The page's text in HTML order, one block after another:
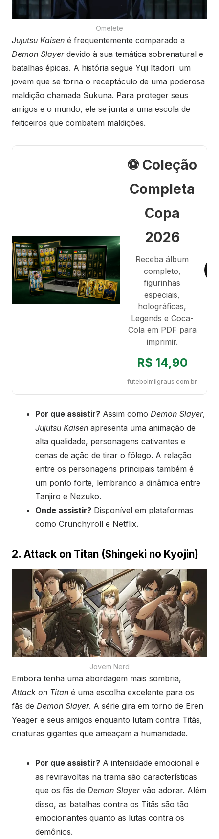
Omelete
Jujutsu Kaisen é frequentemente comparado a
Demon Slayerdevido à sua temática sobrenatural e
batalhas épicas. A história segue Yuji Itadori, um
jovem que se torna o receptáculo de uma poderosa
maldição chamada Sukuna. Para proteger seus
amigos e o mundo, ele se junta a uma escola de
feiticeiros que combatem maldições.
⚽ Coleção
Completa
Copa
2026
Receba álbum
completo,
figurinhas
especiais,
holográficas,
Legends e Coca-
Cola em PDF para
imprimir.
R$ 14,90
futebolmilgraus.com.br
Por que assistir? Assim como Demon Slayer,
Jujutsu Kaisen apresenta uma animação de
alta qualidade, personagens cativantes e
cenas de ação de tirar o fôlego. A relação
entre os personagens principais também é
um ponto forte, lembrando a dinâmica entre
Tanjiro e Nezuko.
Onde assistir? Disponível em plataformas
como Crunchyroll e Netflix.
2. Attack on Titan (Shingeki no Kyojin)
Jovem Nerd
Embora tenha uma abordagem mais sombria,
Attack on Titan é uma escolha excelente para os
fãs de Demon Slayer. A série gira em torno de Eren
Yeager e seus amigos enquanto lutam contra Titãs,
criaturas gigantes que ameaçam a humanidade.
Por que assistir? A intensidade emocional e
as reviravoltas na trama são características
que os fãs de Demon Slayervão adorar. Além
disso, as batalhas contra os Titãs são tão
emocionantes quanto as lutas contra os
demônios.